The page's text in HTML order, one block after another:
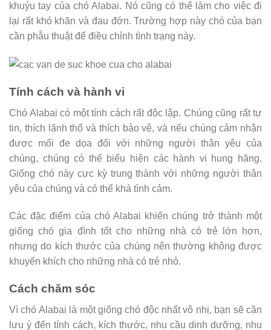
khuỷu tay của chó Alabai. Nó cũng có thể làm cho việc đi
lại rất khó khăn và đau đớn. Trường hợp này chó của bạn
cần phẫu thuật để điều chỉnh tình trạng này.
Tính cách và hành vi
Chó Alabai có một tính cách rất độc lập. Chúng cũng rất tự
tin, thích lãnh thổ và thích bảo vệ, và nếu chúng cảm nhận
được mối đe dọa đối với những người thân yêu của
chúng, chúng có thể biểu hiện các hành vi hung hăng.
Giống chó này cực kỳ trung thành với những người thân
yêu của chúng và có thể khá tình cảm.
Các đặc điểm của chó Alabai khiến chúng trở thành một
giống chó gia đình tốt cho những nhà có trẻ lớn hơn,
nhưng do kích thước của chúng nên thường không được
khuyến khích cho những nhà có trẻ nhỏ.
Cách chăm sóc
Vì chó Alabai là một giống chó độc nhất vô nhị, bạn sẽ cần
lưu ý đến tính cách, kích thước, nhu cầu dinh dưỡng, nhu